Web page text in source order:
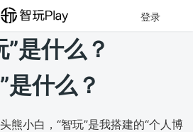
登录
是什么？
什么？
熊小白，“智玩”是我搭建的“个人博